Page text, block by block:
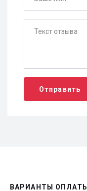
Отправить
ВАРИАНТЫ ОПЛАТЫ